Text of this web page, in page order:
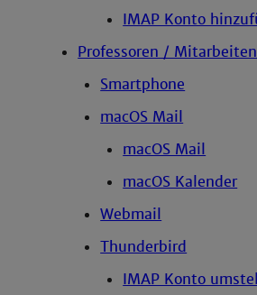
IMAP Konto
Professoren /
Smartphone
macOS Mail
macOS Mail
macOS Kalender
Webmail
Thunderbird
IMAP Konto